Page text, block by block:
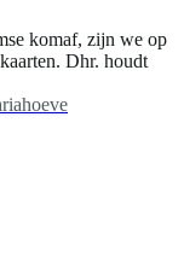
komaf, zijn we op
Dhr. houdt